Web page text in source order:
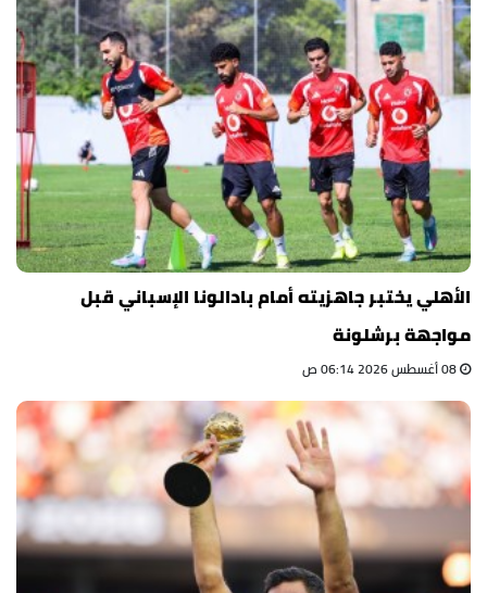
الأهلي يختبر جاهزيته أمام بادالونا الإسباني قبل
مواجهة برشلونة